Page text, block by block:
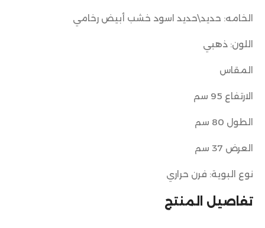
تفاصيل المنتج
الخامه: حديد\حديد اسود خشب أبيض رخامي
اللون: ذهبي
المقاس
الارتفاع 95 سم
الطول 80 سم
العرض 37 سم
نوع البوية: فرن حراري